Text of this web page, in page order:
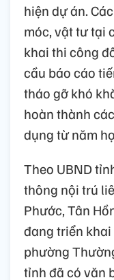
hiện dự án.
móc, vật tư tại
khai thi công
cầu báo cáo
tháo gỡ khó
hoàn thành
dụng từ năm
Theo UBND
thông nội trú
Phước, Tân
đang triển
phường
tỉnh đã có văn